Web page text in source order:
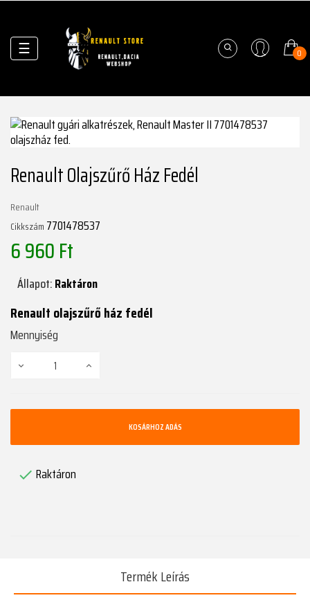
Váltás
a
navigációhoz
☰ 0
Renault Olajszűrő Ház Fedél
Renault
Cikkszám 7701478537
6 960 Ft
Állapot:Raktáron
Renault olajszűrő ház fedél
Mennyiség
KOSÁRHOZ ADÁS
 Raktáron
Termék Leírás